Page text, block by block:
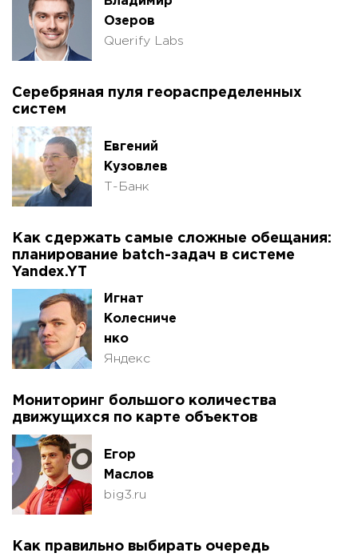
Озеров
Querify Labs
Серебряная пуля геораспределенных
систем
Евгений
Кузовлев
Т-Банк
Как сдержать самые сложные обещания:
планирование batch-задач в системе
Yandex.YT
Игнат
Колесниче
нко
Яндекс
Мониторинг большого количества
движущихся по карте объектов
Егор
Маслов
big3.ru
Как правильно выбирать очередь